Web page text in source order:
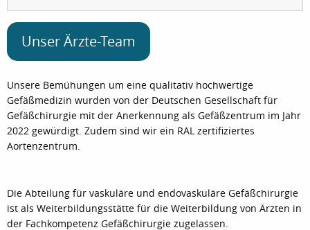
Unser Ärzte-Team
Unsere Bemühungen um eine qualitativ hochwertige
Gefäßmedizin wurden von der Deutschen Gesellschaft für
Gefäßchirurgie mit der Anerkennung als Gefäßzentrum im Jahr
2022 gewürdigt. Zudem sind wir ein RAL zertifiziertes
Aortenzentrum.
Die Abteilung für vaskuläre und endovaskuläre Gefäßchirurgie
ist als Weiterbildungsstätte für die Weiterbildung von Ärzten in
der Fachkompetenz Gefäßchirurgie zugelassen.